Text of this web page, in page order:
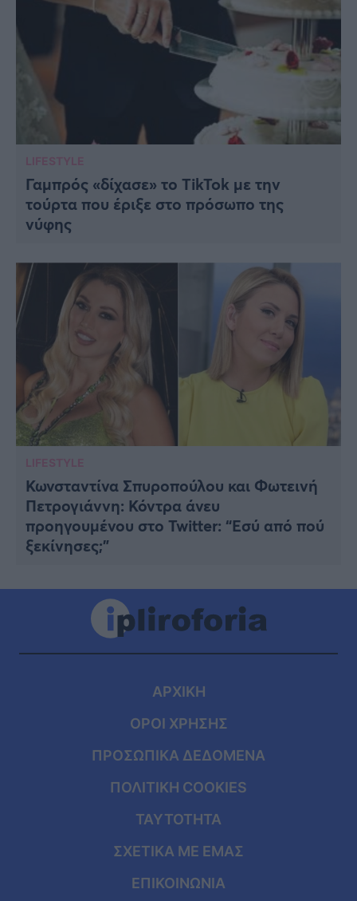
LIFESTYLE
Γαμπρός «δίχασε» το TikTok με την
τούρτα που έριξε στο πρόσωπο της
νύφης
LIFESTYLE
Κωνσταντίνα Σπυροπούλου και Φωτεινή
Πετρογιάννη: Κόντρα άνευ
προηγουμένου στο Twitter: “Eσύ από πού
ξεκίνησες;”
ΑΡΧΙΚΗ
ΟΡΟΙ ΧΡΗΣΗΣ
ΠΡΟΣΩΠΙΚΑ ΔΕΔΟΜΕΝΑ
ΠΟΛΙΤΙΚΗ COOKIES
ΤΑΥΤΟΤΗΤΑ
ΣΧΕΤΙΚΑ ΜΕ ΕΜΑΣ
ΕΠΙΚΟΙΝΩΝΙΑ